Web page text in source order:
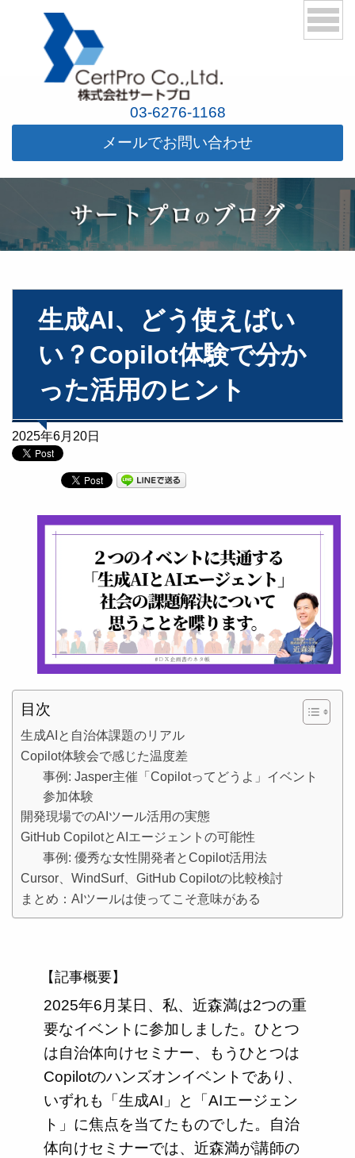
03-6276-1168
メールでお問い合わせ
生成AI、どう使えばい
い？Copilot体験で分か
った活用のヒント
2025年6月20日
目次
生成AIと自治体課題のリアル
Copilot体験会で感じた温度差
事例: Jasper主催「Copilotってどうよ」イベント
参加体験
開発現場でのAIツール活用の実態
GitHub CopilotとAIエージェントの可能性
事例: 優秀な女性開発者とCopilot活用法
Cursor、WindSurf、GitHub Copilotの比較検討
まとめ：AIツールは使ってこそ意味がある
【記事概要】
2025年6月某日、私、近森満は2つの重
要なイベントに参加しました。ひとつ
は自治体向けセミナー、もうひとつは
Copilotのハンズオンイベントであり、
いずれも「生成AI」と「AIエージェン
ト」に焦点を当てたものでした。自治
体向けセミナーでは、近森満が講師の